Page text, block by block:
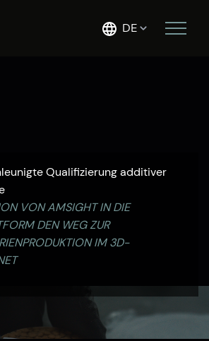
DE
Qualifizierung additiver
VON AMSIGHT IN DIE
DEN WEG ZUR
IM 3D-